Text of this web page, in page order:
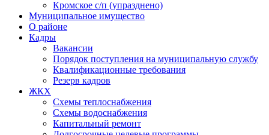
Кромское с/п (упразднено)
Муниципальное имущество
О районе
Кадры
Вакансии
Порядок поступления на муниципальную службу
Квалификационные требования
Резерв кадров
ЖКХ
Схемы теплоснабжения
Схемы водоснабжения
Капитальный ремонт